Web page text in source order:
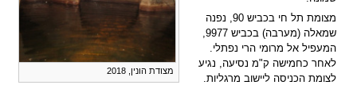
מצודת הונין, 2018
מצומת תל חי בכביש 90, נפנה
המעפיל אל מרומי הרי נפתלי.
לאחר כחמישה ק"מ נסיעה, נגיע
לצומת הכניסה ליישוב מרגליות.